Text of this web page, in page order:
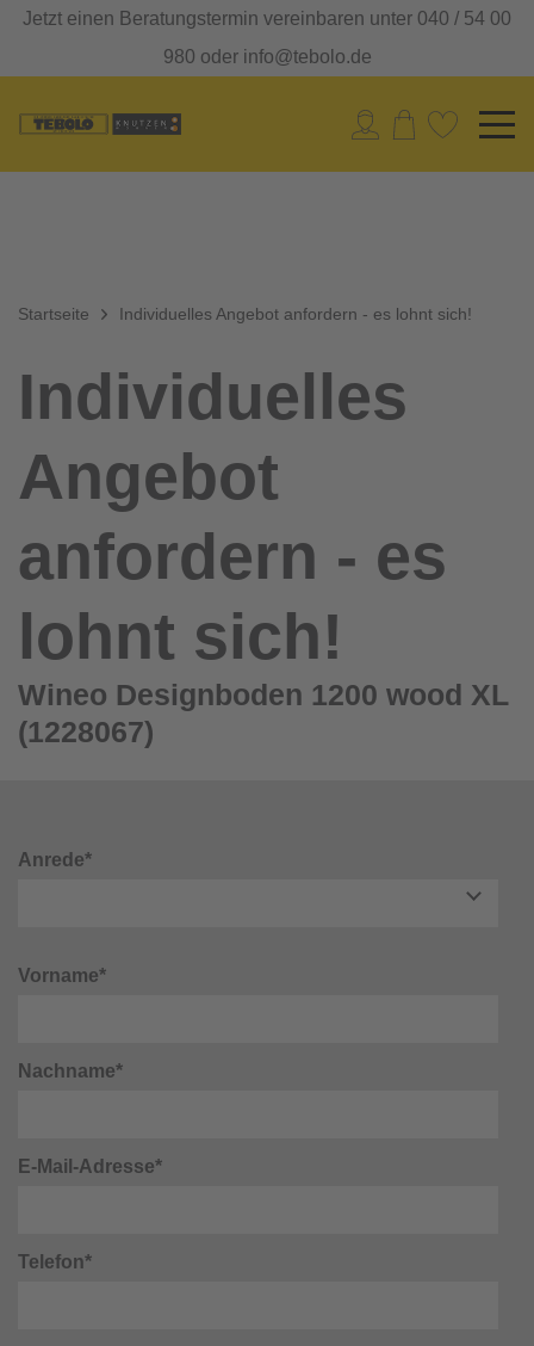
Jetzt einen Beratungstermin vereinbaren unter 040 / 54 00
980 oder info@tebolo.de
Startseite Individuelles Angebot anfordern - es lohnt sich!
Individuelles
Angebot
anfordern - es
lohnt sich!
Wineo Designboden 1200 wood XL
(1228067)
Anrede*
Vorname*
Nachname*
E-Mail-Adresse*
Telefon*